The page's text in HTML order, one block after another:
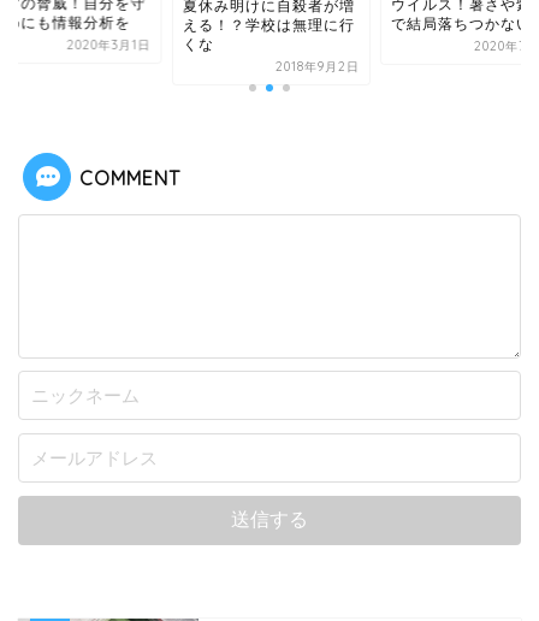
み明けに自殺者が増
！？学校は無理に行
ウイルス！暑さや紫外線
で結局落ちつかないか
たデマの脅威！自
るためにも情報分
2020年
COMMENT